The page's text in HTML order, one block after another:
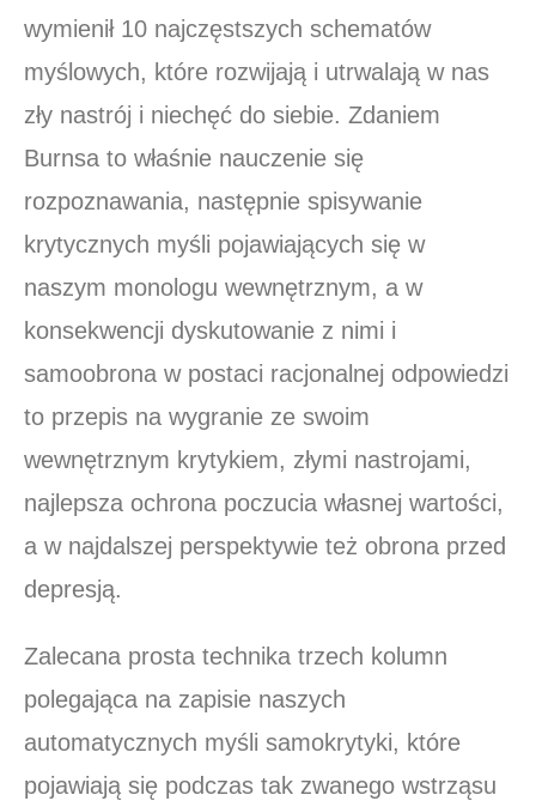
wymienił 10 najczęstszych schematów
myślowych, które rozwijają i utrwalają w nas
zły nastrój i niechęć do siebie. Zdaniem
Burnsa to właśnie nauczenie się
rozpoznawania, następnie spisywanie
krytycznych myśli pojawiających się w
naszym monologu wewnętrznym, a w
konsekwencji dyskutowanie z nimi i
samoobrona w postaci racjonalnej odpowiedzi
to przepis na wygranie ze swoim
wewnętrznym krytykiem, złymi nastrojami,
najlepsza ochrona poczucia własnej wartości,
a w najdalszej perspektywie też obrona przed
depresją.
Zalecana prosta technika trzech kolumn
polegająca na zapisie naszych
automatycznych myśli samokrytyki, które
pojawiają się podczas tak zwanego wstrząsu